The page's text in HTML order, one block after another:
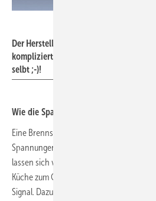
Der Herstellungsprozess von Strom aus
kompliziert. Aber keine Angst - Bauen
selbt ;-)!
Wie die Spannung steigt
Eine Brennstoffzelle allein wird kaum
Spannungen erzeugen. Mit 0,8 Volt einer
lassen sich vielleicht Hörgeräte
Küche zum Glühen zu bringen braucht es
Signal. Dazu werden in der Praxis viele